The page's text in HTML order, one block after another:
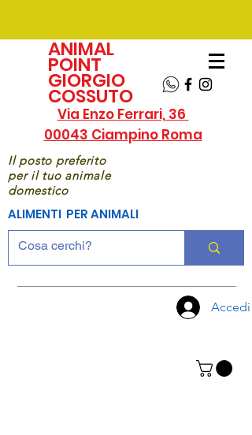
ANIMAL
POINT
GIORGIO
COSSUTO
Via Enzo Ferrari, 36
00043 Ciampino Roma
Il posto preferito
per il tuo animale
domestico
ALIMENTI PER ANIMALI
Accedi